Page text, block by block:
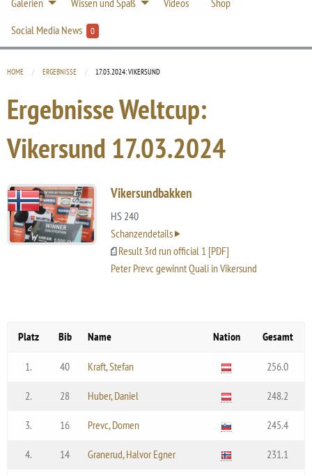
Social Media News
0
HOME ERGEBNISSE CURRENT:
17.03.2024: VIKERSUND
Ergebnisse Weltcup:
Vikersund 17.03.2024
Vikersundbakken
HS 240
Schanzendetails
Result 3rd run official 1 [PDF]
Peter Prevc gewinnt Quali in Vikersund
Platz Bib Name Nation Gesamt
1. 40 Kraft, Stefan 256.0
2. 28 Huber, Daniel 248.2
3. 16 Prevc, Domen 245.4
4. 14 Granerud, Halvor Egner 231.1